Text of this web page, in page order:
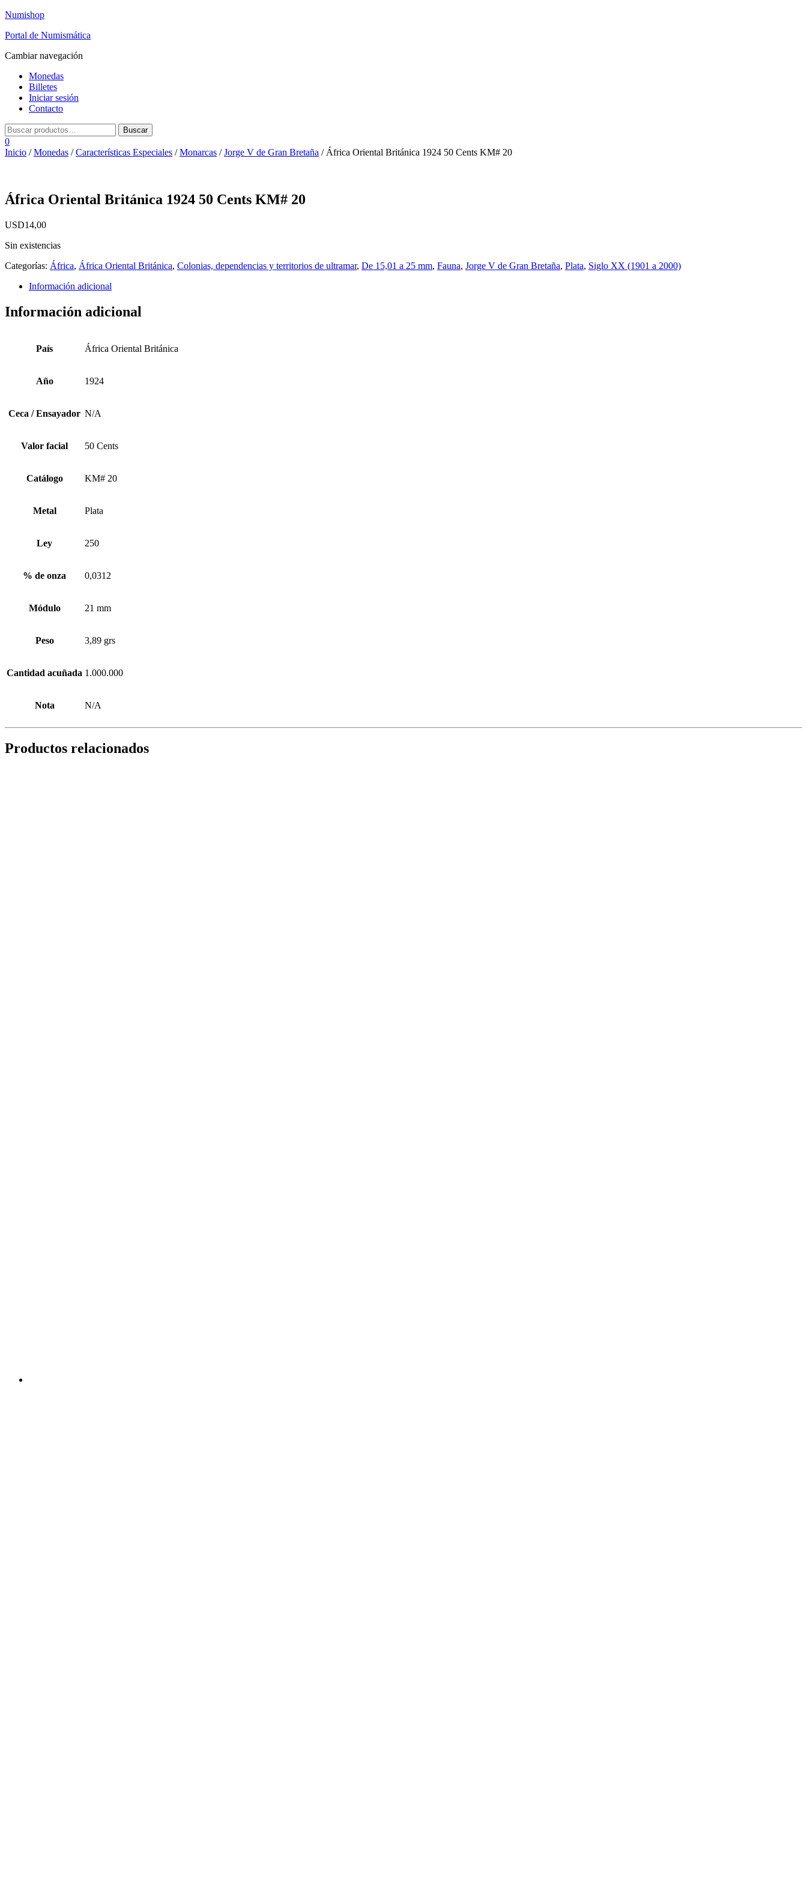
Numishop
Portal de Numismática
Cambiar navegación
Monedas
Billetes
Iniciar sesión
Contacto
0
Inicio /Monedas /Características Especiales /Monarcas /Jorge V de Gran Bretaña / África Oriental Británica 1924 50 Cents KM# 20
África Oriental Británica 1924 50 Cents KM# 20
USD14,00
Sin existencias
Categorías: África, África Oriental Británica, Colonias, dependencias y territorios de ultramar, De 15,01 a 25 mm, Fauna, Jorge V de Gran Bretaña, Plata, Siglo XX (1901 a 2000)
Información adicional
Información adicional
País África Oriental Británica
Año 1924
Ceca / Ensayador N/A
Valor facial 50 Cents
Catálogo KM# 20
Metal Plata
Ley 250
% de onza 0,0312
Módulo 21 mm
Peso 3,89 grs
Cantidad acuñada 1.000.000
Nota N/A
Productos relacionados